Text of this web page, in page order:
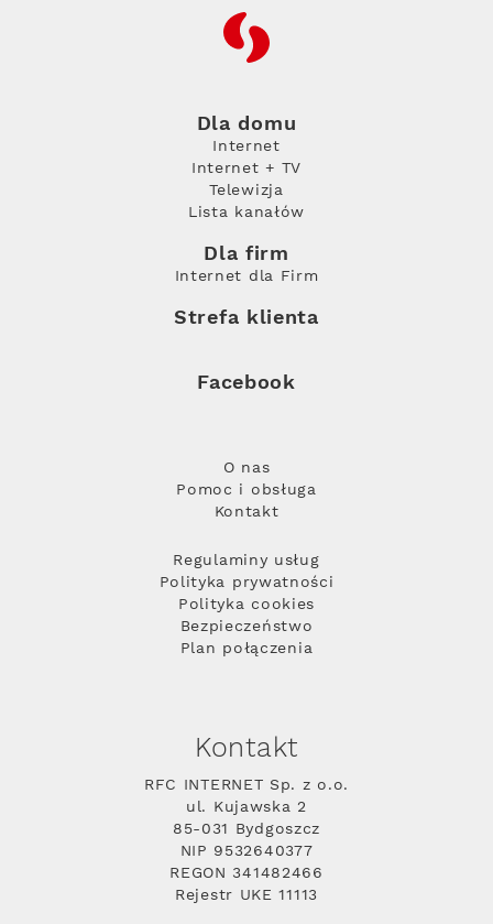
RFC
Dla domu
Internet
Internet + TV
Telewizja
Lista kanałów
Dla firm
Internet dla Firm
Strefa klienta
Facebook
O nas
Pomoc i obsługa
Kontakt
Regulaminy usług
Polityka prywatności
Polityka cookies
Bezpieczeństwo
Plan połączenia
Kontakt
RFC INTERNET Sp. z o.o.
ul. Kujawska 2
85-031 Bydgoszcz
NIP 9532640377
REGON 341482466
Rejestr UKE 11113